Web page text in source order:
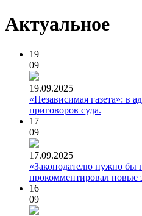
Актуальное
19
09
19.09.2025
«Независимая газета»: в
приговоров суда.
17
09
17.09.2025
«Законодателю нужно бы
прокомментировал новые
16
09